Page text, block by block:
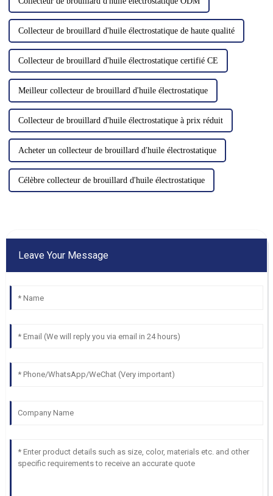
Collecteur de brouillard d'huile électrostatique de haute qualité
Collecteur de brouillard d'huile électrostatique certifié CE
Meilleur collecteur de brouillard d'huile électrostatique
Collecteur de brouillard d'huile électrostatique à prix réduit
Acheter un collecteur de brouillard d'huile électrostatique
Célèbre collecteur de brouillard d'huile électrostatique
Leave Your Message